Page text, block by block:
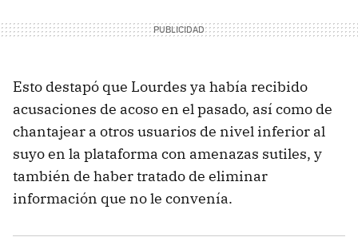
Esto destapó que Lourdes ya había recibido
acusaciones de acoso en el pasado, así como de
chantajear a otros usuarios de nivel inferior al
suyo en la plataforma con amenazas sutiles, y
también de haber tratado de eliminar
información que no le convenía.